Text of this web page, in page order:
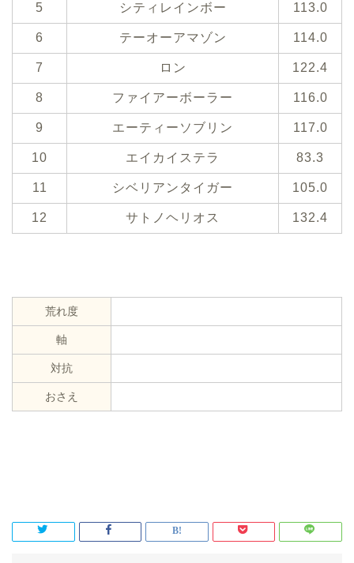
5 シティレインボー 113.0
6 テーオーアマゾン 114.0
7 ロン 122.4
8 ファイアーボーラー 116.0
9 エーティーソブリン 117.0
10 エイカイステラ 83.3
11 シベリアンタイガー 105.0
12 サトノヘリオス 132.4
荒れ度
軸
対抗
おさえ